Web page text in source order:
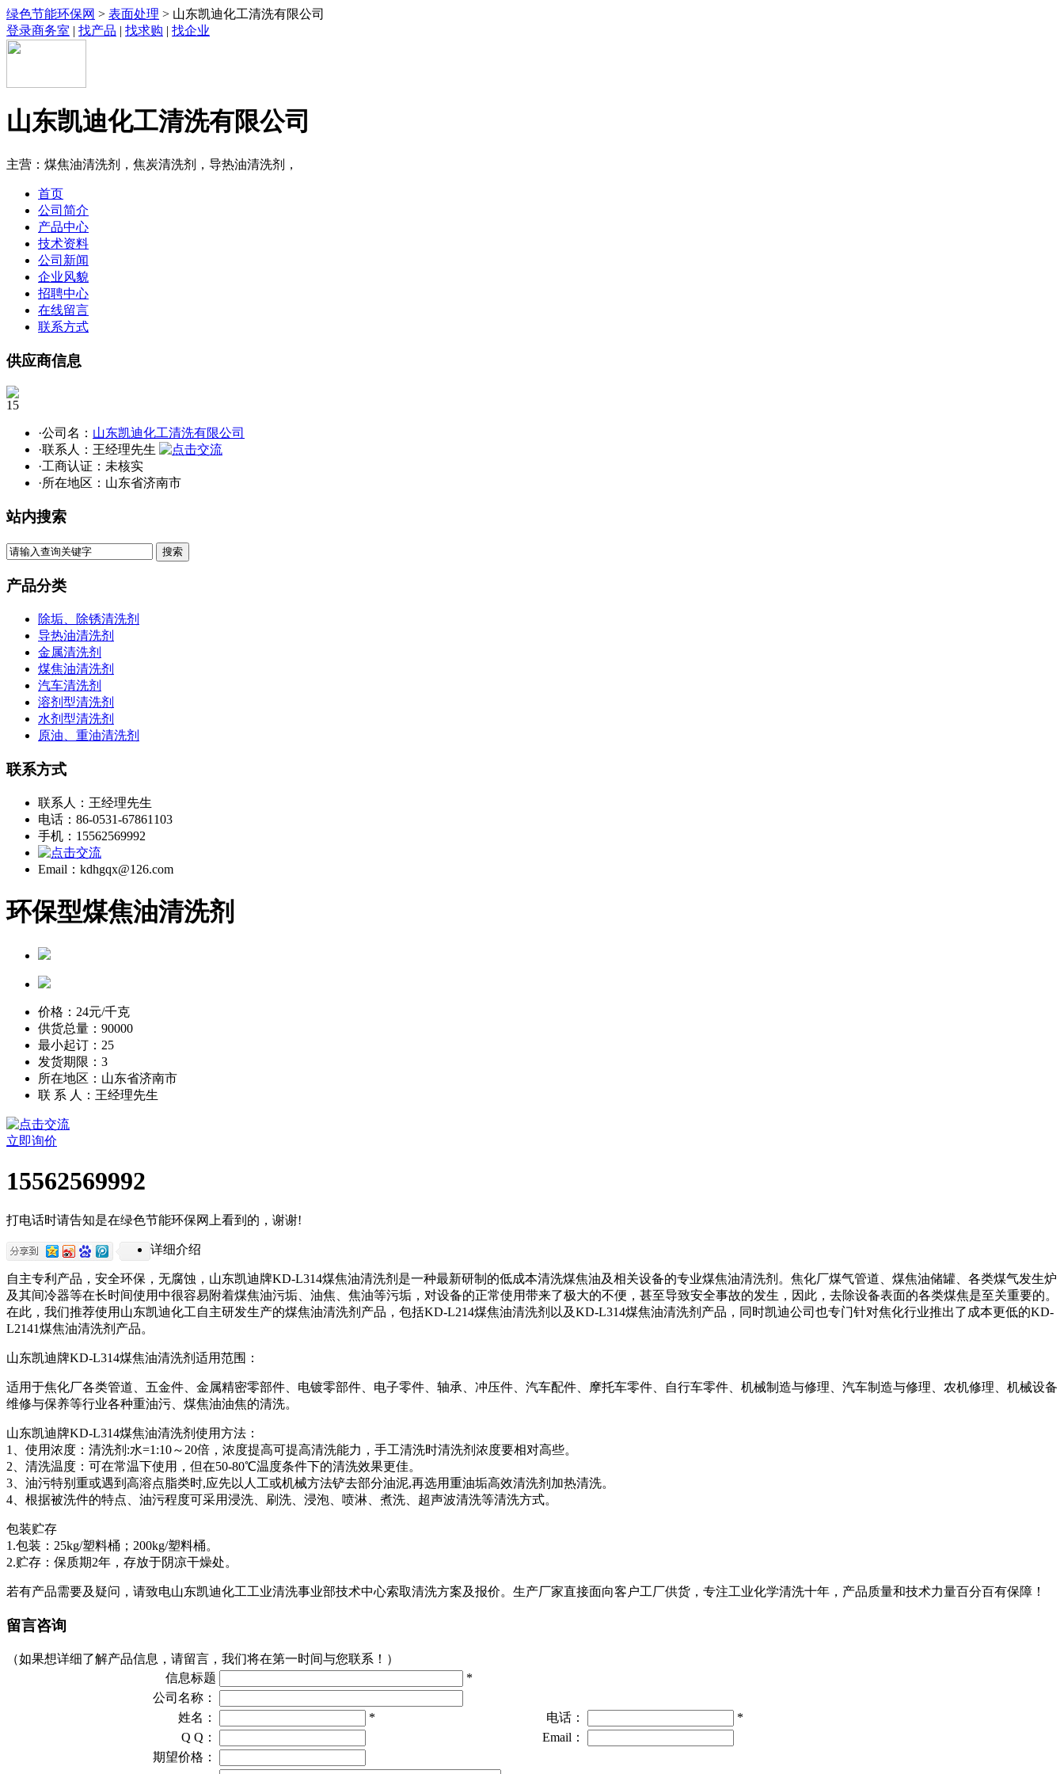
绿色节能环保网 > 表面处理 > 山东凯迪化工清洗有限公司
登录商务室 | 找产品 | 找求购 | 找企业
山东凯迪化工清洗有限公司
主营：煤焦油清洗剂，焦炭清洗剂，导热油清洗剂，
首页
公司简介
产品中心
技术资料
公司新闻
企业风貌
招聘中心
在线留言
联系方式
供应商信息
15
·公司名： 山东凯迪化工清洗有限公司
·联系人：王经理先生
·工商认证： 未核实
·所在地区：山东省济南市
站内搜索
产品分类
除垢、除锈清洗剂
导热油清洗剂
金属清洗剂
煤焦油清洗剂
汽车清洗剂
溶剂型清洗剂
水剂型清洗剂
原油、重油清洗剂
联系方式
联系人：王经理先生
电话：86-0531-67861103
手机：15562569992
Email：kdhgqx@126.com
环保型煤焦油清洗剂
价格： 24元/千克
供货总量：90000
最小起订：25
发货期限：3
所在地区：山东省济南市
联 系 人：王经理先生
立即询价
15562569992
打电话时请告知是在绿色节能环保网上看到的，谢谢!
详细介绍
自主专利产品，安全环保，无腐蚀，山东凯迪牌KD-L314煤焦油清洗剂是一种最新研制的低成本清洗煤焦油及相关设备的专业煤焦油清洗剂。焦化厂煤气管道、煤焦油储罐、各类煤气发生炉
及其间冷器等在长时间使用中很容易附着煤焦油污垢、油焦、焦油等污垢，对设备的正常使用带来了极大的不便，甚至导致安全事故的发生，因此，去除设备表面的各类煤焦是至关重要的。
在此，我们推荐使用山东凯迪化工自主研发生产的煤焦油清洗剂产品，包括KD-L214煤焦油清洗剂以及KD-L314煤焦油清洗剂产品，同时凯迪公司也专门针对焦化行业推出了成本更低的KD-
L2141煤焦油清洗剂产品。
山东凯迪牌KD-L314煤焦油清洗剂适用范围：
适用于焦化厂各类管道、五金件、金属精密零部件、电镀零部件、电子零件、轴承、冲压件、汽车配件、摩托车零件、自行车零件、机械制造与修理、汽车制造与修理、农机修理、机械设备
维修与保养等行业各种重油污、煤焦油油焦的清洗。
山东凯迪牌KD-L314煤焦油清洗剂使用方法：
1
、使用浓度：清洗剂 :水=1:10～ 20倍，浓度提高可提高清洗能力，手工清洗时清洗剂浓度要相对高些。
2 、清洗温度：可在常温下使用，但在50-80℃温度条件下的清洗效果更佳。
3 、油污特别重或遇到高溶点脂类时,应先以人工或机械方法铲去部分油泥,再选用重油垢高效清洗剂加热清洗。
4 、根据被洗件的特点、油污程度可采用浸洗、刷洗、浸泡、喷淋、煮洗、超声波清洗等清洗方式。
包装贮存
1.包装： 25kg/塑料桶； 200kg/塑料桶。
2.贮存：保质期2年，存放于阴凉干燥处。
若有产品需要及疑问，请致电山东凯迪化工工业清洗事业部技术中心索取清洗方案及报价。生产厂家直接面向客户工厂供货，专注工业化学清洗十年，产品质量和技术力量百分百有保障！
留言咨询
（如果想详细了解产品信息，请留言，我们将在第一时间与您联系！）
信息标题
*
公司名称：
姓名：
* 电话：
*
Q Q：
Email：
期望价格：